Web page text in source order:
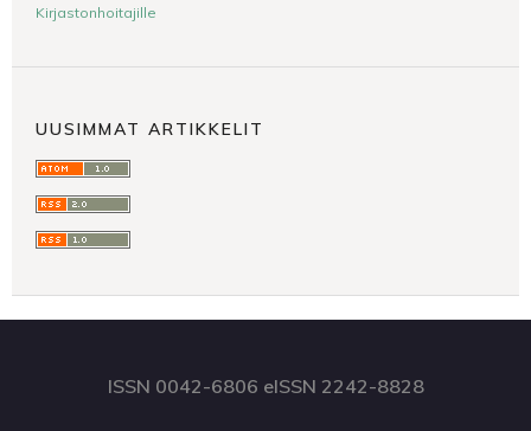
Kirjastonhoitajille
UUSIMMAT ARTIKKELIT
ISSN 0042-6806 eISSN 2242-8828